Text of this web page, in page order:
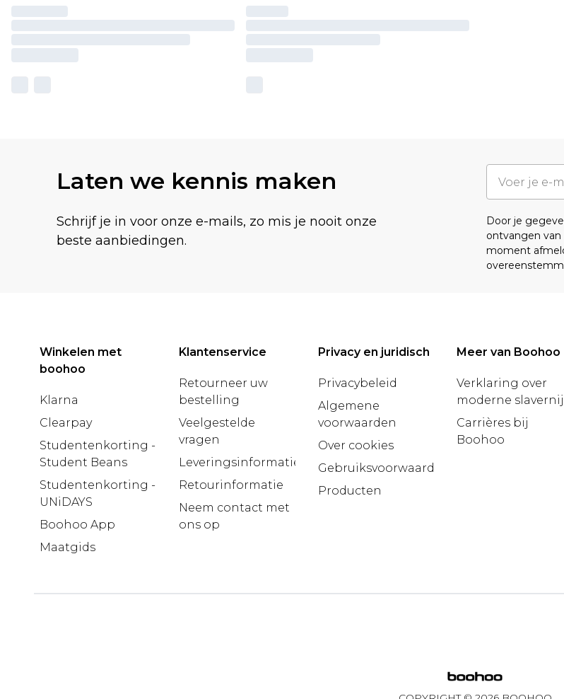
Laten we kennis maken
Schrijf je in voor onze e-mails, zo mis je nooit onze
beste aanbiedingen.
Door je
ontvangen
moment
Winkelen met
boohoo
Klarna
Clearpay
Studentenkorting -
Student Beans
Studentenkorting -
UNiDAYS
Boohoo App
Maatgids
Klantenservice
Retourneer uw
bestelling
Veelgestelde
vragen
Leveringsinformatie
Retourinformatie
Neem contact met
ons op
Privacy en juridisch
Privacybeleid
Algemene
voorwaarden
Over cookies
Gebruiksvoorwaarden
Producten
Meer van Boohoo
Verklaring over
moderne slavernij
Carrières bij
Boohoo